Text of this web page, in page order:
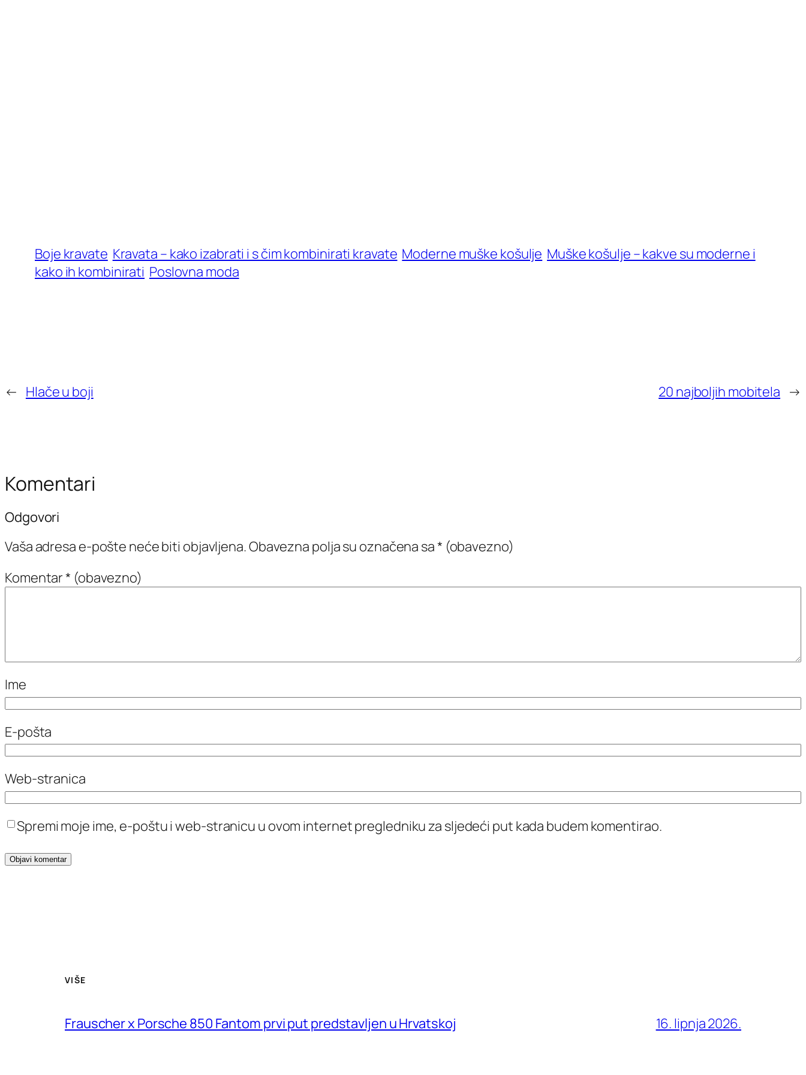
Boje kravate Kravata – kako izabrati i s čim kombinirati kravate Moderne muške košulje Muške košulje – kakve su moderne i
kako ih kombinirati Poslovna moda
← Hlače u boji 20 najboljih mobitela →
Komentari
Odgovori
Vaša adresa e-pošte neće biti objavljena.Obavezna polja su označena sa* (obavezno)
Komentar* (obavezno)
Ime
E-pošta
Web-stranica
Spremi moje ime, e-poštu i web-stranicu u ovom internet pregledniku za sljedeći put kada budem komentirao.
VIŠE
Frauscher x Porsche 850 Fantom prvi put predstavljen u Hrvatskoj 16. lipnja 2026.